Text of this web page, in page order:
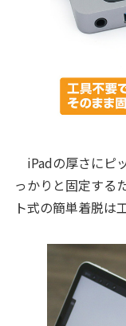
iPadの厚さにピ
っかりと固定する
ト式の簡単着脱は